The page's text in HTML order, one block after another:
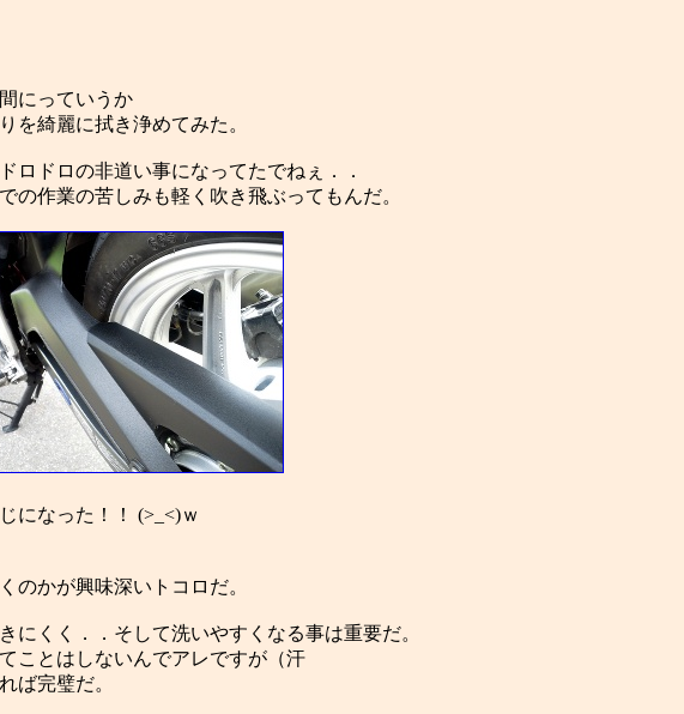
にっていうか
を綺麗に拭き浄めてみた。
ロドロの非道い事になってたでねぇ．．
の作業の苦しみも軽く吹き飛ぶってもんだ。
になった！！ (>_<)ｗ
のかが興味深いトコロだ。
にくく．．そして洗いやすくなる事は重要だ。
ことはしないんでアレですが（汗
ば完璧だ。